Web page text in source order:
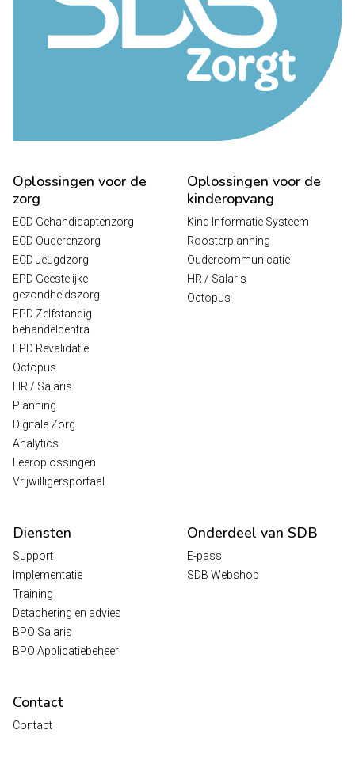
Oplossingen voor de
zorg
ECD Gehandicaptenzorg
ECD Ouderenzorg
ECD Jeugdzorg
EPD Geestelijke
gezondheidszorg
EPD Zelfstandig
behandelcentra
EPD Revalidatie
Octopus
HR / Salaris
Planning
Digitale Zorg
Analytics
Leeroplossingen
Vrijwilligersportaal
Oplossingen voor de
kinderopvang
Kind Informatie Systeem
Roosterplanning
Oudercommunicatie
HR / Salaris
Octopus
Diensten
Support
Implementatie
Training
Detachering en advies
BPO Salaris
BPO Applicatiebeheer
Onderdeel van SDB
E-pass
SDB Webshop
Contact
Contact